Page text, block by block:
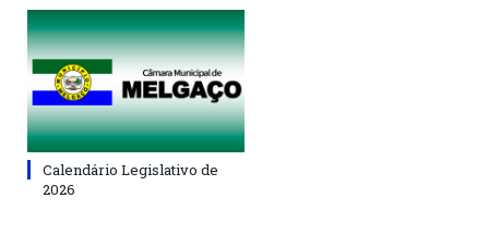
Calendário Legislativo de
2026